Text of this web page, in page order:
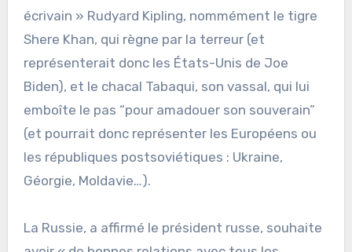
écrivain » Rudyard Kipling, nommément le tigre
Shere Khan, qui règne par la terreur (et
représenterait donc les États-Unis de Joe
Biden), et le chacal Tabaqui, son vassal, qui lui
emboîte le pas “pour amadouer son souverain”
(et pourrait donc représenter les Européens ou
les républiques postsoviétiques : Ukraine,
Géorgie, Moldavie…).
La Russie, a affirmé le président russe, souhaite